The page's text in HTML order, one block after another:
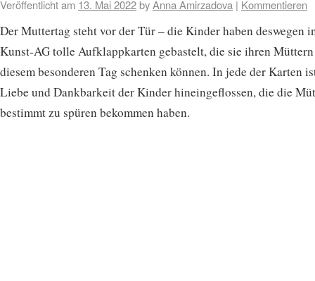
Veröffentlicht am 13. Mai 2022byAnna Amirzadova | Kommentieren
Der Muttertag steht vor der Tür – die Kinder haben deswegen
Kunst-AG tolle Aufklappkarten gebastelt, die sie ihren
diesem besonderen Tag schenken können. In jede der Karten
Liebe und Dankbarkeit der Kinder hineingeflossen, die die
bestimmt zu spüren bekommen haben.